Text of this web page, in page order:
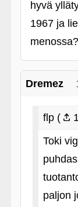
hyvä
1967 ja
Dremez
flp (
Toki
paljon